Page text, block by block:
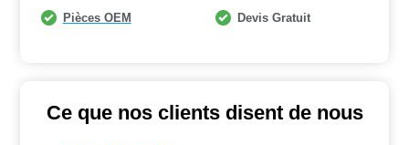
Pièces OEM Devis Gratuit
Ce que nos clients disent de nous